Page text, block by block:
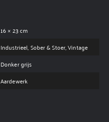
16 × 23 cm
Industrieel, Sober & Stoer, Vintage
Donker grijs
Aardewerk